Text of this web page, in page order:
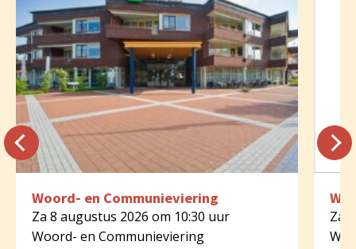
Woord- en Communieviering
Za 8 augustus 2026 om 10:30 uur
Woord- en Communieviering
Za